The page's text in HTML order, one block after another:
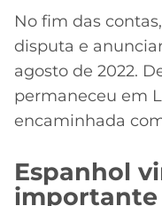
No fim das
disputa e
agosto de 2022.
permaneceu em
encaminhada
Espanhol
importante